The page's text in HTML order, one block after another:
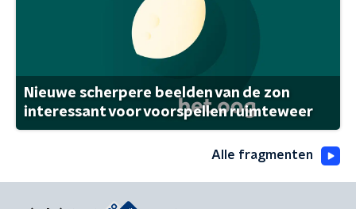
Nieuwe scherpere beelden van de zon
interessant voor voorspellen ruimteweer
Alle fragmenten